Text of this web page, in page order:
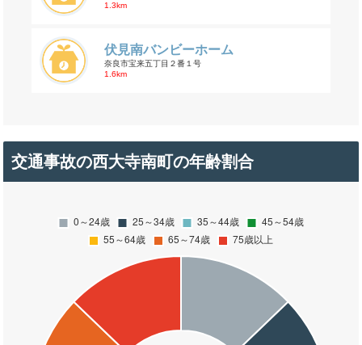
1.3km
伏見南バンビーホーム
奈良市宝来五丁目２番１号
1.6km
交通事故の西大寺南町の年齢割合